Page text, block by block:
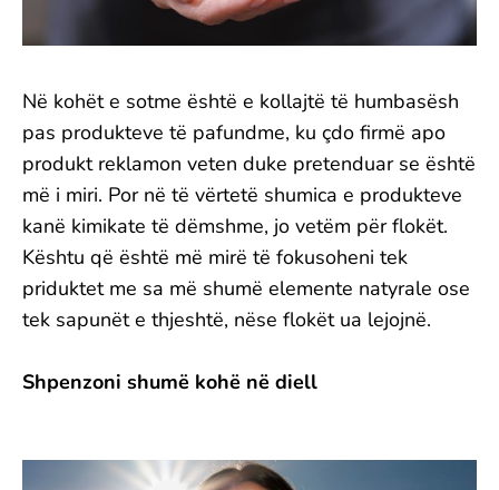
Në kohët e sotme është e kollajtë të humbasësh
pas produkteve të pafundme, ku çdo firmë apo
produkt reklamon veten duke pretenduar se është
më i miri. Por në të vërtetë shumica e produkteve
kanë kimikate të dëmshme, jo vetëm për flokët.
Kështu që është më mirë të fokusoheni tek
priduktet me sa më shumë elemente natyrale ose
tek sapunët e thjeshtë, nëse flokët ua lejojnë.
Shpenzoni shumë kohë në diell